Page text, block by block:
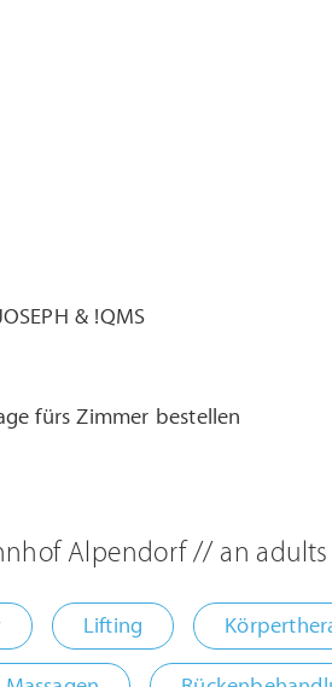
& !QMS
fürs Zimmer bestellen
Alpendorf // an
Lifting